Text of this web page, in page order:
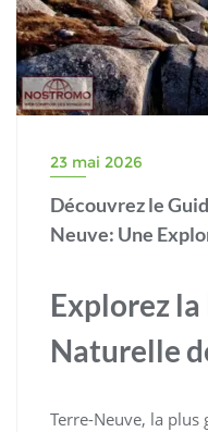
23 mai 2026
Découvrez le
Neuve: Une
Explorez
Naturelle
Terre-Neuve, la plus